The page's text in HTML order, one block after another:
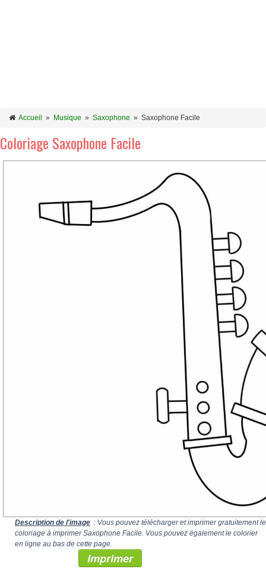
Accueil » Musique » Saxophone » Saxophone Facile
Coloriage Saxophone Facile
Description de l'image : Vous pouvez télécharger et imprimer gratuitement le
coloriage à imprimer Saxophone Facile. Vous pouvez également le colorier
en ligne au bas de cette page.
Imprimer